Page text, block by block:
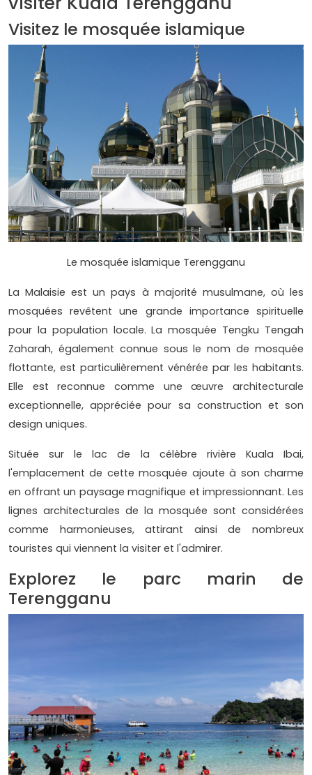
Visitez le mosquée islamique
Le mosquée islamique Terengganu
La Malaisie est un pays à majorité musulmane, où les
mosquées revêtent une grande importance spirituelle
pour la population locale. La mosquée Tengku Tengah
Zaharah, également connue sous le nom de mosquée
flottante, est particulièrement vénérée par les habitants.
Elle est reconnue comme une œuvre architecturale
exceptionnelle, appréciée pour sa construction et son
design uniques.
Située sur le lac de la célèbre rivière Kuala Ibai,
l'emplacement de cette mosquée ajoute à son charme
en offrant un paysage magnifique et impressionnant. Les
lignes architecturales de la mosquée sont considérées
comme harmonieuses, attirant ainsi de nombreux
touristes qui viennent la visiter et l'admirer.
Explorez le parc marin de
Terengganu